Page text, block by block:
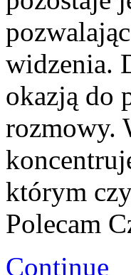
widzenia.
okazją do
rozmowy.
którym
Polecam
Continue